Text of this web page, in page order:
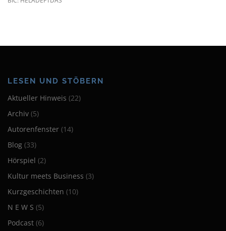
LESEN UND STÖBERN
Aktueller Hinweis (22)
Archiv (5)
Autorenfenster (14)
Blog (33)
Hörspiel (2)
Kultur meets Business (3)
Kurzgeschichten (10)
N E W S (5)
Podcast (6)